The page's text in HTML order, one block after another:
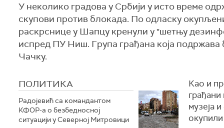
У неколико градова у Србији у исто време
скупови против блокада. По одласку
раскрснице у Шапцу кренули у "шетњу
испред ПУ Ниш. Група грађана која
Чачку.
ПОЛИТИКА
Радојевић са командантом
КФОР-а о безбедносној
ситуацији у Северној Митровици
Као и
музеја